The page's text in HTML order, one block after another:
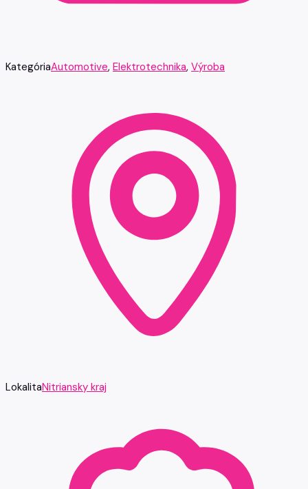
KategóriaAutomotive, Elektrotechnika, Výroba
LokalitaNitriansky kraj